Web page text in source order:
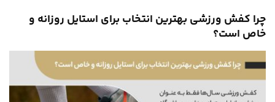
چرا کفش ورزشی بهترین انتخاب برای استایل روزانه و
خاص است؟